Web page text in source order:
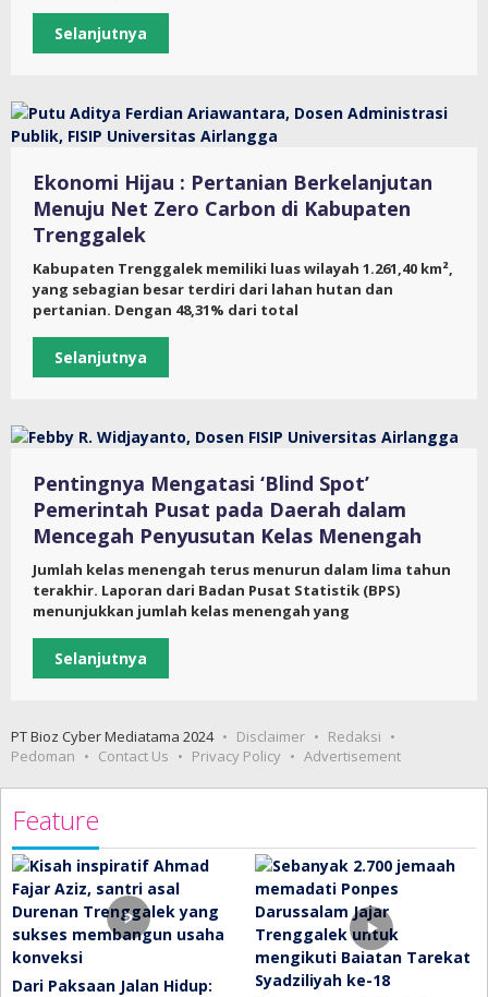
Selanjutnya
Ekonomi Hijau : Pertanian Berkelanjutan
Menuju Net Zero Carbon di Kabupaten
Trenggalek
Kabupaten Trenggalek memiliki luas wilayah 1.261,40 km²,
yang sebagian besar terdiri dari lahan hutan dan
pertanian. Dengan 48,31% dari total
Selanjutnya
Pentingnya Mengatasi ‘Blind Spot’
Pemerintah Pusat pada Daerah dalam
Mencegah Penyusutan Kelas Menengah
Jumlah kelas menengah terus menurun dalam lima tahun
terakhir. Laporan dari Badan Pusat Statistik (BPS)
menunjukkan jumlah kelas menengah yang
Selanjutnya
PT Bioz Cyber Mediatama 2024 Disclaimer
Redaksi
Pedoman
Contact Us Privacy Policy Advertisement
Feature
Dari Paksaan Jalan Hidup: